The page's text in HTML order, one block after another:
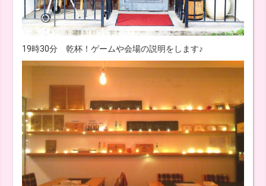
19時30分 乾杯！ゲームや会場の説明をします♪